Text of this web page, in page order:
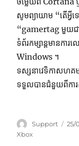
សូមព្យាយាម “តើអ្វី
“gamertag មួយជា
ទំព័រកម្សាន្តមានកា
Windows ។
ទស្សនាវេទិកាសហ
ទទួលបានជំនួយពីកា
Author
Support 25/
Xbox